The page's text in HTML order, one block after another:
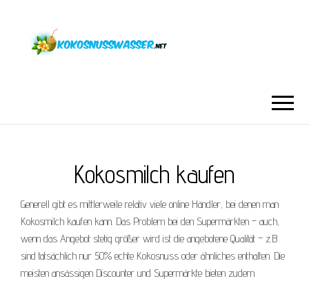
Kokosmilch kaufen
Generell gibt es mittlerweile relativ viele online Händler, bei denen man
Kokosmilch kaufen kann. Das Problem bei den Supermärkten – auch,
wenn das Angebot stetig größer wird ist die angebotene Qualität – z.B
sind tatsächlich nur 50% echte Kokosnuss oder ähnliches enthalten. Die
meisten ansässigen Discounter und Supermärkte bieten zudem